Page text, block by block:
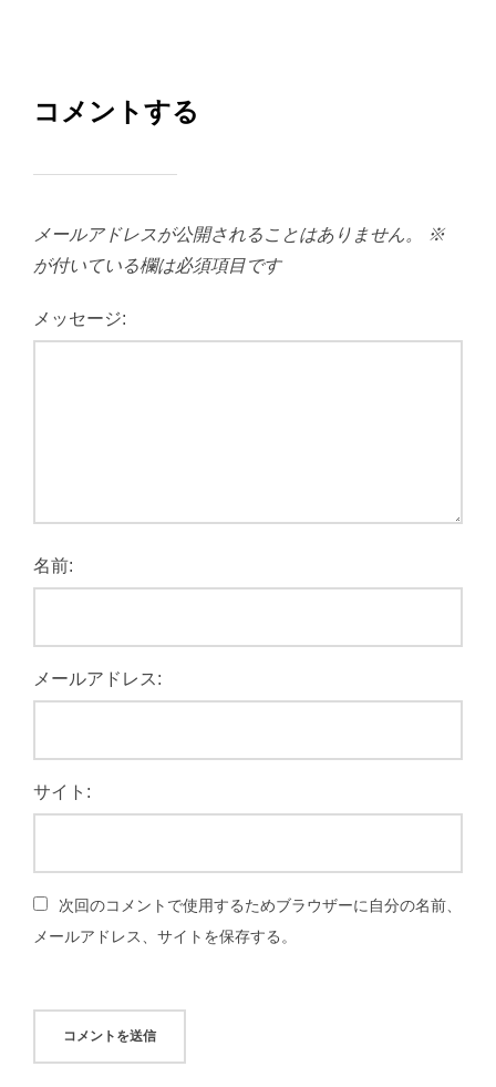
コメントする
メールアドレスが公開されることはありません。
※
が付いている欄は必須項目です
メッセージ:
名前:
メールアドレス:
サイト:
次回のコメントで使用するためブラウザーに自分の名前、
メールアドレス、サイトを保存する。